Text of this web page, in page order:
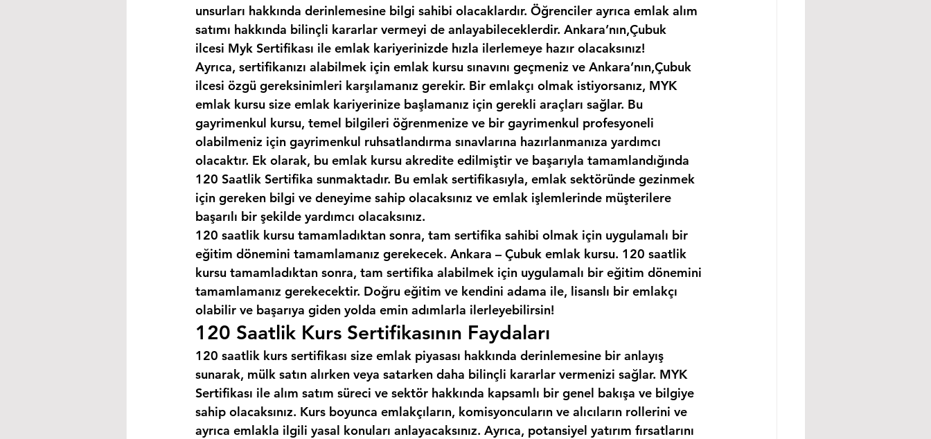
unsurları hakkında derinlemesine bilgi sahibi olacaklardır. Öğrenciler ayrıca emlak alım
satımı hakkında bilinçli kararlar vermeyi de anlayabileceklerdir. Ankara’nın,Çubuk
ilcesi Myk Sertifikası ile emlak kariyerinizde hızla ilerlemeye hazır olacaksınız!
Ayrıca, sertifikanızı alabilmek için emlak kursu sınavını geçmeniz ve Ankara’nın,Çubuk
ilcesi özgü gereksinimleri karşılamanız gerekir. Bir emlakçı olmak istiyorsanız, MYK
emlak kursu size emlak kariyerinize başlamanız için gerekli araçları sağlar. Bu
gayrimenkul kursu, temel bilgileri öğrenmenize ve bir gayrimenkul profesyoneli
olabilmeniz için gayrimenkul ruhsatlandırma sınavlarına hazırlanmanıza yardımcı
olacaktır. Ek olarak, bu emlak kursu akredite edilmiştir ve başarıyla tamamlandığında
120 Saatlik Sertifika sunmaktadır. Bu emlak sertifikasıyla, emlak sektöründe gezinmek
için gereken bilgi ve deneyime sahip olacaksınız ve emlak işlemlerinde müşterilere
başarılı bir şekilde yardımcı olacaksınız.
120 saatlik kursu tamamladıktan sonra, tam sertifika sahibi olmak için uygulamalı bir
eğitim dönemini tamamlamanız gerekecek. Ankara – Çubuk emlak kursu. 120 saatlik
kursu tamamladıktan sonra, tam sertifika alabilmek için uygulamalı bir eğitim dönemini
tamamlamanız gerekecektir. Doğru eğitim ve kendini adama ile, lisanslı bir emlakçı
olabilir ve başarıya giden yolda emin adımlarla ilerleyebilirsin!
120 Saatlik Kurs Sertifikasının Faydaları
120 saatlik kurs sertifikası size emlak piyasası hakkında derinlemesine bir anlayış
sunarak, mülk satın alırken veya satarken daha bilinçli kararlar vermenizi sağlar. MYK
Sertifikası ile alım satım süreci ve sektör hakkında kapsamlı bir genel bakışa ve bilgiye
sahip olacaksınız. Kurs boyunca emlakçıların, komisyoncuların ve alıcıların rollerini ve
ayrıca emlakla ilgili yasal konuları anlayacaksınız. Ayrıca, potansiyel yatırım fırsatlarını